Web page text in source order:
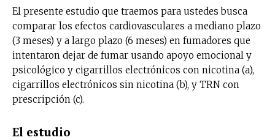
El presente estudio que traemos para ustedes busca
comparar los efectos cardiovasculares a mediano plazo
(3 meses) y a largo plazo (6 meses) en fumadores que
intentaron dejar de fumar usando apoyo emocional y
psicológico y cigarrillos electrónicos con nicotina (a),
cigarrillos electrónicos sin nicotina (b), y TRN con
prescripción (c).
El estudio